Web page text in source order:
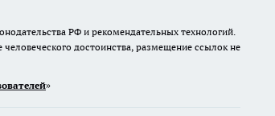
РФ и рекомендательных технологий.
достоинства, размещение ссылок не
»